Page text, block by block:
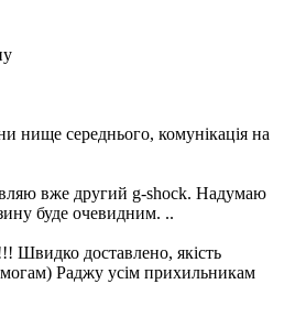
нище середнього, комунікація на
вже другий g-shock. Надумаю
буде очевидним. ..
Швидко доставлено, якість
Раджу усім прихильникам